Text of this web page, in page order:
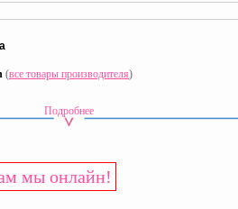
(все товары производителя)
Подробнее
мы онлайн!